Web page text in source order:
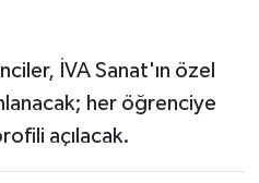
İVA Sanat'ın özel
her öğrenciye
açılacak.